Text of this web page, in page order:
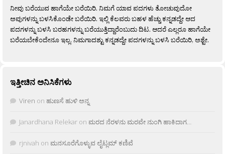
ನೀವು ಬರೆಯುವ ಹಾಗೆಯೇ ಬರೆಯಿರಿ. ನಿಮಗೆ ಯಾವ ಪದಗಳು ತೋಚುವುದೋ
ಅವುಗಳನ್ನು ಬಳಸಿಕೊಂಡೇ ಬರೆಯಿರಿ. ಇಲ್ಲಿ ಕೆಲವರು ಬಹಳ ಹೆಚ್ಚು ಕನ್ನಡದ್ದೇ ಆದ
ಪದಗಳನ್ನು ಬಳಸಿ ಬರಹಗಳನ್ನು ಬರೆಯುತ್ತಿದ್ದಾರೆಂಬುದು ದಿಟ. ಆದರೆ ಎಲ್ಲರೂ ಹಾಗೆಯೇ
ಬರೆಯಬೇಕೆಂದೇನೂ ಇಲ್ಲ. ನಿಮಗಾದಶ್ಟು ಕನ್ನಡದ್ದೇ ಪದಗಳನ್ನು ಬಳಸಿ ಬರೆಯಿರಿ, ಅಶ್ಟೇ.
ಇತ್ತೀಚಿನ ಅನಿಸಿಕೆಗಳು
Viren on ಹುಣಸೆ ಹುಳಿ ಅನ್ನ
Janardhana Relekar on ಮರದ ನೆರಳನು ಮರವೇ ನುಂಗಿ ಹಾಕಿದಾಗ…
rjnivah on ಮನಸೂರೆಗೊಳ್ಳುವ ಲೈಟ್ಲಮ್ ಕಣಿವೆ